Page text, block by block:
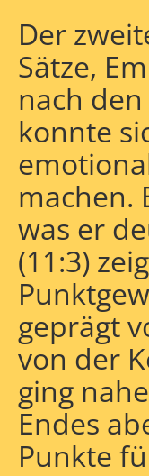
Der
Sätze,
nach
konnte
machen.
was er
(11:3)
geprägt
von der
ging
Endes
Punkte